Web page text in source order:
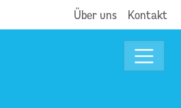
Über uns Kontakt